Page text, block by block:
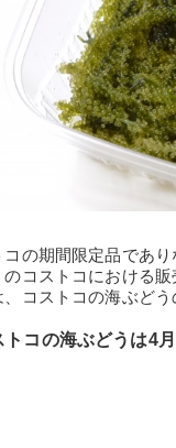
コの期間限定品であ
のコストコにおける
、コストコの海ぶど
トコの海ぶどうは4